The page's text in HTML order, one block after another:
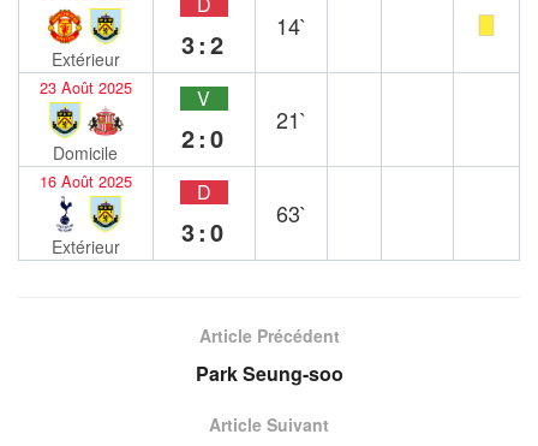
Extérieur 3:2
14`
23 Août 2025
Domicile
V
2:0
21`
16 Août 2025
Extérieur
D
3:0
63`
Article Précédent
Park Seung-soo
Article Suivant